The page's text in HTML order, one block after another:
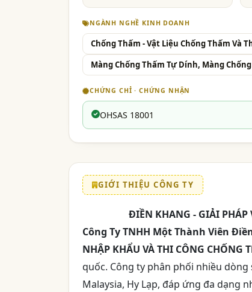
NGÀNH NGHỀ KINH DOANH
Chống Thấm - Vật Liệu Chống Thấm Và
Màng Chống Thấm Tự Dính, Màng
CHỨNG CHỈ · CHỨNG NHẬN
OHSAS 18001
GIỚI THIỆU CÔNG TY
ĐIỀN KHANG - GIẢI PHÁP
Công Ty TNHH Một Thành Viên
NHẬP KHẨU VÀ THI CÔNG CHỐNG
quốc. Công ty phân phối nhiều
Malaysia, Hy Lạp, đáp ứng đa dạng